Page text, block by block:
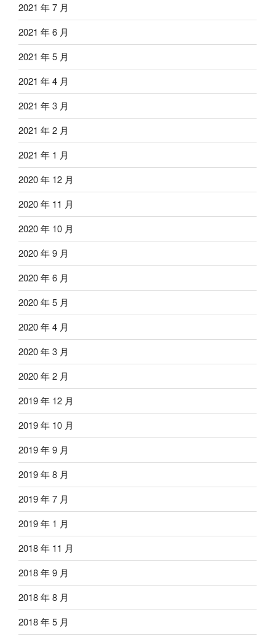
2021 年 7 月
2021 年 6 月
2021 年 5 月
2021 年 4 月
2021 年 3 月
2021 年 2 月
2021 年 1 月
2020 年 12 月
2020 年 11 月
2020 年 10 月
2020 年 9 月
2020 年 6 月
2020 年 5 月
2020 年 4 月
2020 年 3 月
2020 年 2 月
2019 年 12 月
2019 年 10 月
2019 年 9 月
2019 年 8 月
2019 年 7 月
2019 年 1 月
2018 年 11 月
2018 年 9 月
2018 年 8 月
2018 年 5 月